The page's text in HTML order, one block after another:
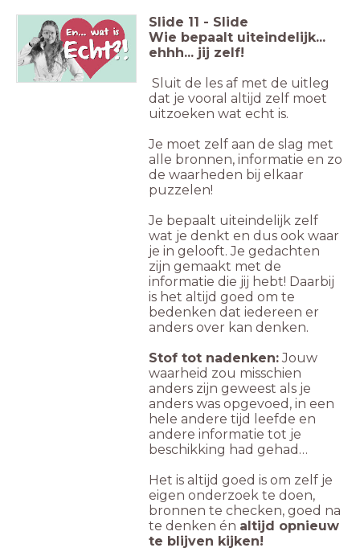
Slide 11 - Slide
Wie bepaalt uiteindelijk...
ehhh... jij zelf!
Sluit de les af met de uitleg
dat je vooral altijd zelf moet
uitzoeken wat echt is.
Je moet zelf aan de slag met
alle bronnen, informatie en zo
de waarheden bij elkaar
puzzelen!
Je bepaalt uiteindelijk zelf
wat je denkt en dus ook waar
je in gelooft. Je gedachten
zijn gemaakt met de
informatie die jij hebt! Daarbij
is het altijd goed om te
bedenken dat iedereen er
anders over kan denken.
Stof tot nadenken:Jouw
waarheid zou misschien
anders zijn geweest als je
anders was opgevoed, in een
hele andere tijd leefde en
andere informatie tot je
beschikking had gehad…
Het is altijd goed is om zelf je
eigen onderzoek te doen,
bronnen te checken, goed na
te denken én altijd opnieuw
te blijven kijken!